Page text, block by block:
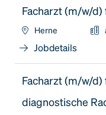
Facharzt (m/w/d)
Herne
Jobdetails
Facharzt (m/w/
diagnostische